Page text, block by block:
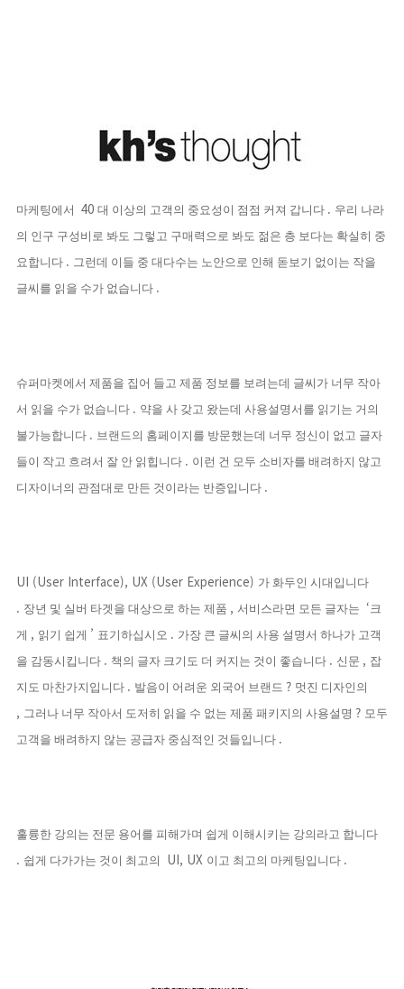
마케팅에서 40 대 이상의 고객의 중요성이 점점 커져 갑니다 . 우리 나라
의 인구 구성비로 봐도 그렇고 구매력으로 봐도 젊은 층 보다는 확실히 중
요합니다 . 그런데 이들 중 대다수는 노안으로 인해 돋보기 없이는 작을
글씨를 읽을 수가 없습니다 .
슈퍼마켓에서 제품을 집어 들고 제품 정보를 보려는데 글씨가 너무 작아
서 읽을 수가 없습니다 . 약을 사 갖고 왔는데 사용설명서를 읽기는 거의
불가능합니다 . 브랜드의 홈페이지를 방문했는데 너무 정신이 없고 글자
들이 작고 흐려서 잘 안 읽힙니다 . 이런 건 모두 소비자를 배려하지 않고
디자이너의 관점대로 만든 것이라는 반증입니다 .
UI (User Interface), UX (User Experience) 가 화두인 시대입니다
. 장년 및 실버 타겟을 대상으로 하는 제품 , 서비스라면 모든 글자는 ‘크
게 , 읽기 쉽게 ’ 표기하십시오 . 가장 큰 글씨의 사용 설명서 하나가 고객
을 감동시킵니다 . 책의 글자 크기도 더 커지는 것이 좋습니다 . 신문 , 잡
지도 마찬가지입니다 . 발음이 어려운 외국어 브랜드 ? 멋진 디자인의
, 그러나 너무 작아서 도저히 읽을 수 없는 제품 패키지의 사용설명 ? 모두
고객을 배려하지 않는 공급자 중심적인 것들입니다 .
훌륭한 강의는 전문 용어를 피해가며 쉽게 이해시키는 강의라고 합니다
. 쉽게 다가가는 것이 최고의 UI, UX 이고 최고의 마케팅입니다 .